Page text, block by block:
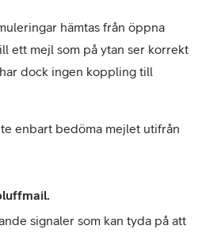
hämtas från öppna
ett mejl som på ytan ser korrekt
dock ingen koppling till
enbart bedöma mejlet utifrån
signaler som kan tyda på att